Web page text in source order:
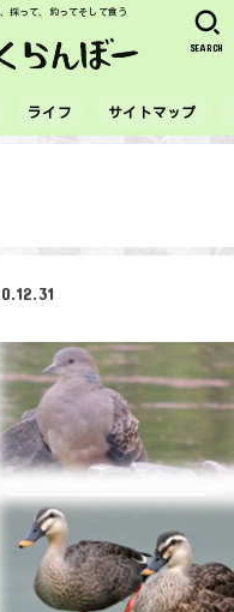
採って、釣ってそして食う
ライフ サイトマップ
SEARCH